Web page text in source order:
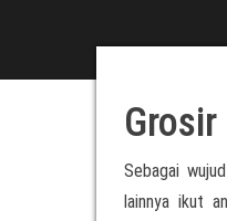
Sebagai
lainnya ikut